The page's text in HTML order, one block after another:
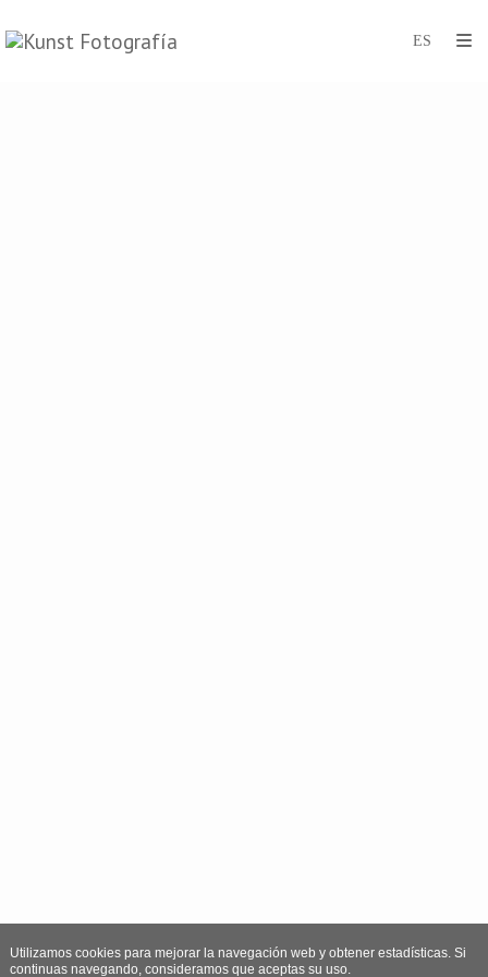
Utilizamos cookies para mejorar la navegación web y obtener estadísticas. Si
continuas navegando, consideramos que aceptas su uso.